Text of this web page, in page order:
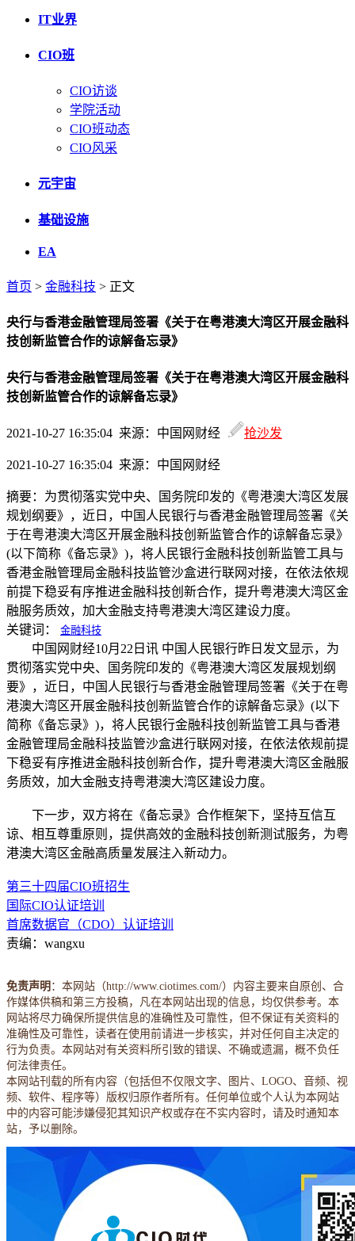
IT业界
CIO班
CIO访谈
学院活动
CIO班动态
CIO风采
元宇宙
基础设施
EA
首页 > 金融科技 > 正文
央行与香港金融管理局签署《关于在粤港澳大湾区开展金融科
技创新监管合作的谅解备忘录》
央行与香港金融管理局签署《关于在粤港澳大湾区开展金融科
技创新监管合作的谅解备忘录》
2021-10-27 16:35:04 来源：中国网财经 抢沙发
2021-10-27 16:35:04 来源：中国网财经
摘要： 为贯彻落实党中央、国务院印发的《粤港澳大湾区发展
规划纲要》，近日，中国人民银行与香港金融管理局签署《关
于在粤港澳大湾区开展金融科技创新监管合作的谅解备忘录》
(以下简称《备忘录》)，将人民银行金融科技创新监管工具与
香港金融管理局金融科技监管沙盒进行联网对接，在依法依规
前提下稳妥有序推进金融科技创新合作，提升粤港澳大湾区金
融服务质效，加大金融支持粤港澳大湾区建设力度。
关键词：
金融科技
中国网财经10月22日讯 中国人民银行昨日发文显示，为
贯彻落实党中央、国务院印发的《粤港澳大湾区发展规划纲
要》，近日，中国人民银行与香港金融管理局签署《关于在粤
港澳大湾区开展金融科技创新监管合作的谅解备忘录》(以下
简称《备忘录》)，将人民银行金融科技创新监管工具与香港
金融管理局金融科技监管沙盒进行联网对接，在依法依规前提
下稳妥有序推进金融科技创新合作，提升粤港澳大湾区金融服
务质效，加大金融支持粤港澳大湾区建设力度。
下一步，双方将在《备忘录》合作框架下，坚持互信互
谅、相互尊重原则，提供高效的金融科技创新测试服务，为粤
港澳大湾区金融高质量发展注入新动力。
第三十四届CIO班招生
国际CIO认证培训
首席数据官（CDO）认证培训
责编：wangxu
免责声明 ：本网站（http://www.ciotimes.com/）内容主要来自原创、合
作媒体供稿和第三方投稿，凡在本网站出现的信息，均仅供参考。本
网站将尽力确保所提供信息的准确性及可靠性，但不保证有关资料的
准确性及可靠性，读者在使用前请进一步核实，并对任何自主决定的
行为负责。本网站对有关资料所引致的错误、不确或遗漏，概不负任
何法律责任。
本网站刊载的所有内容（包括但不仅限文字、图片、LOGO、音频、视
频、软件、程序等）版权归原作者所有。任何单位或个人认为本网站
中的内容可能涉嫌侵犯其知识产权或存在不实内容时，请及时通知本
站，予以删除。